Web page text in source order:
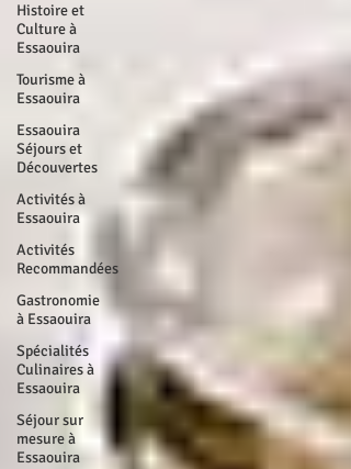
Histoire et
Culture à
Essaouira
Tourisme à
Essaouira
Essaouira
Séjours et
Découvertes
Activités à
Essaouira
Activités
Recommandées
Gastronomie
à Essaouira
Spécialités
Culinaires à
Essaouira
Séjour sur
mesure à
Essaouira